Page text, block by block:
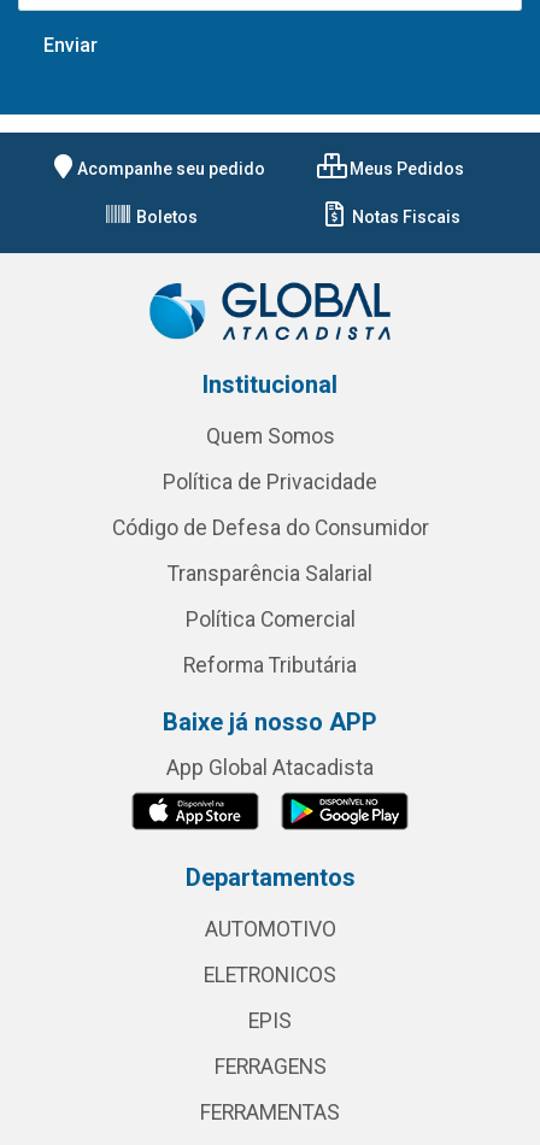
Acompanhe seu pedido Meus Pedidos
Boletos Notas Fiscais
Institucional
Quem Somos
Política de Privacidade
Código de Defesa do Consumidor
Transparência Salarial
Política Comercial
Reforma Tributária
Baixe já nosso APP
App Global Atacadista
Departamentos
AUTOMOTIVO
ELETRONICOS
EPIS
FERRAGENS
FERRAMENTAS